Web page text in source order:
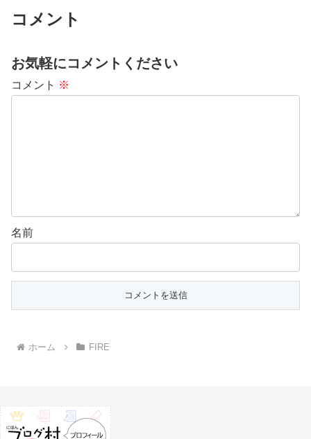
コメント
お気軽にコメントください
コメント ※
名前
ホーム FIRE